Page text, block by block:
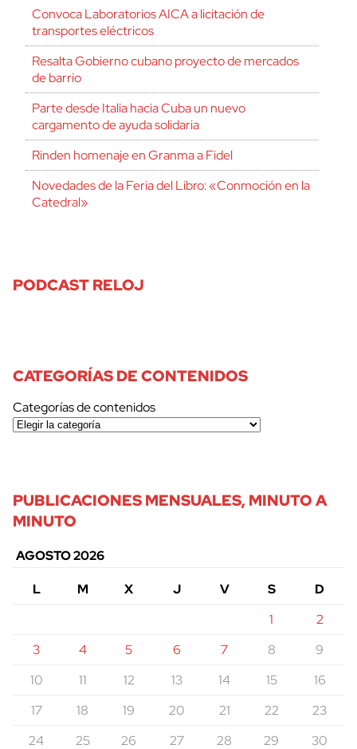
Convoca Laboratorios AICA a licitación de
transportes eléctricos
Resalta Gobierno cubano proyecto de mercados
de barrio
Parte desde Italia hacia Cuba un nuevo
cargamento de ayuda solidaria
Rinden homenaje en Granma a Fidel
Novedades de la Feria del Libro: «Conmoción en la
Catedral»
PODCAST RELOJ
CATEGORÍAS DE CONTENIDOS
Categorías de contenidos
PUBLICACIONES MENSUALES, MINUTO A
MINUTO
AGOSTO 2026
L
M X J V S
D
1
2
3
4 5 6 7 8
9
10
11 12 13 14 15
16
17
18 19 20 21 22
23
24
25 26 27 28 29
30